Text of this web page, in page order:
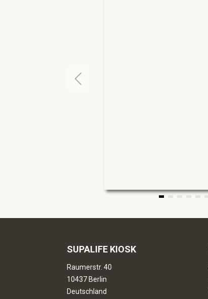
SUPALIFE KIOSK
Raumerstr. 40
10437 Berlin
Deutschland